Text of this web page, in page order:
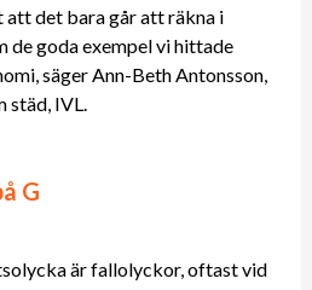
att det bara går att räkna i
de goda exempel vi hittade
säger Ann-Beth Antonsson,
städ, IVL.
G
är fallolyckor, oftast vid